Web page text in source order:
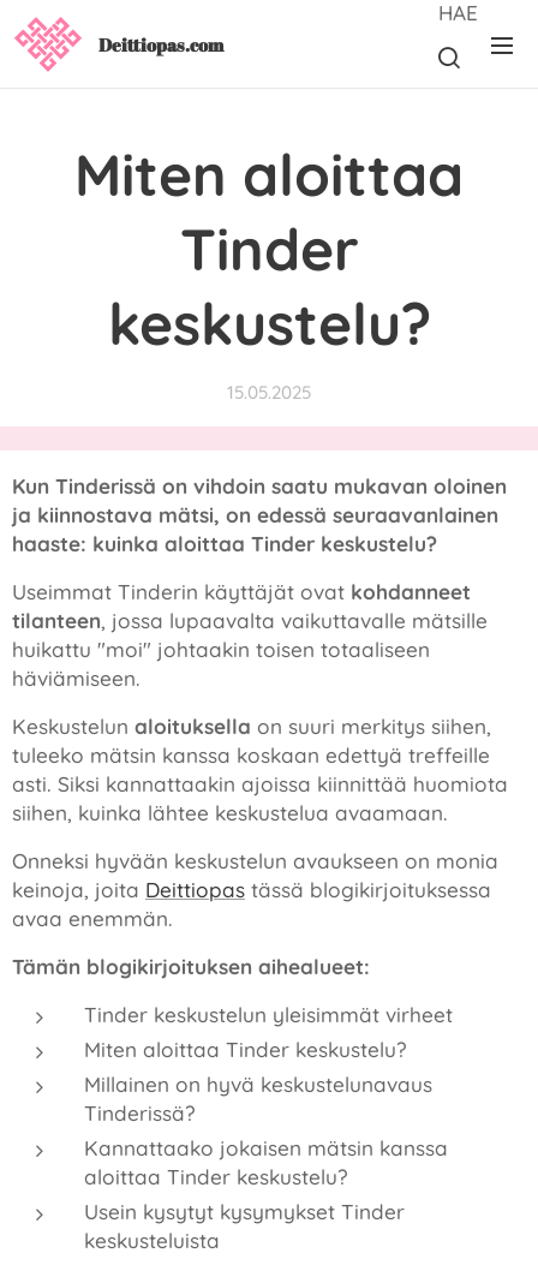
Deittiopas.com
HAE
Miten aloittaa
Tinder
keskustelu?
15.05.2025
Kun Tinderissä on vihdoin saatu mukavan oloinen
ja kiinnostava mätsi, on edessä seuraavanlainen
haaste: kuinka aloittaa Tinder keskustelu?
Useimmat Tinderin käyttäjät ovat kohdanneet
tilanteen, jossa lupaavalta vaikuttavalle mätsille
huikattu "moi" johtaakin toisen totaaliseen
häviämiseen.
Keskustelun aloituksella on suuri merkitys siihen,
tuleeko mätsin kanssa koskaan edettyä treffeille
asti. Siksi kannattaakin ajoissa kiinnittää huomiota
siihen, kuinka lähtee keskustelua avaamaan.
Onneksi hyvään keskustelun avaukseen on monia
keinoja, joita Deittiopas tässä blogikirjoituksessa
avaa enemmän.
Tämän blogikirjoituksen aihealueet:
Tinder keskustelun yleisimmät virheet
Miten aloittaa Tinder keskustelu?
Millainen on hyvä keskustelunavaus
Tinderissä?
Kannattaako jokaisen mätsin kanssa
aloittaa Tinder keskustelu?
Usein kysytyt kysymykset Tinder
keskusteluista